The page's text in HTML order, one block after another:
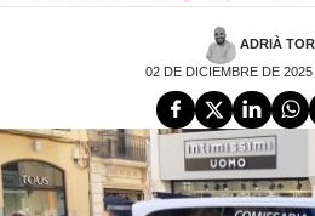
ADRIÀ
02 DE DICIEMBRE DE 2025